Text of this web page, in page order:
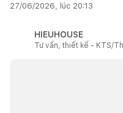
27/06/2026, lúc 20:13
HIEUHOUSE
Tư vấn, thiết kế - KTS/